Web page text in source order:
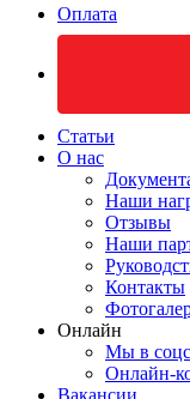
Оплата
Статьи
О нас
Наши
Отзывы
Наши
Контакты
Онлайн
Мы в
Онлайн-
Вакансии